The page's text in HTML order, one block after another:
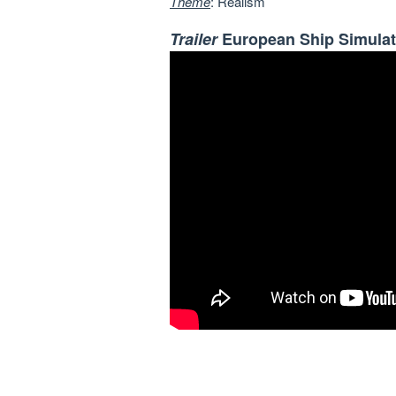
TrailerEuropean Ship